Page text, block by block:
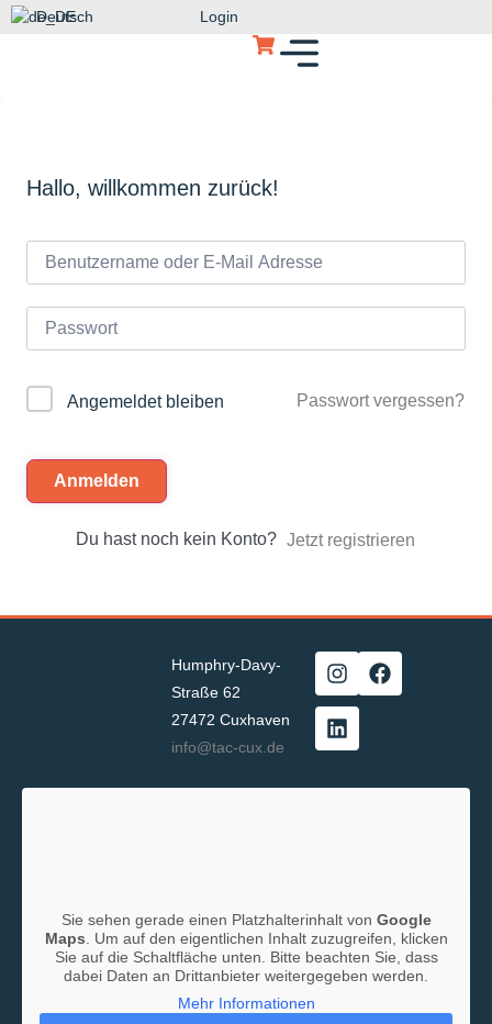
Deutsch Login
Hallo, willkommen zurück!
Angemeldet bleiben Passwort vergessen?
Anmelden
Du hast noch kein Konto? Jetzt registrieren
Humphry-Davy-
Straße 62
27472 Cuxhaven
info@tac-cux.de
Sie sehen gerade einen Platzhalterinhalt von Google
Maps . Um auf den eigentlichen Inhalt zuzugreifen, klicken
Sie auf die Schaltfläche unten. Bitte beachten Sie, dass
dabei Daten an Drittanbieter weitergegeben werden.
Mehr Informationen